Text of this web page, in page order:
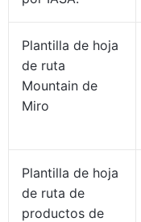
Plantilla de hoja
de ruta
Mountain de
Miro
Plantilla de hoja
de ruta de
productos de